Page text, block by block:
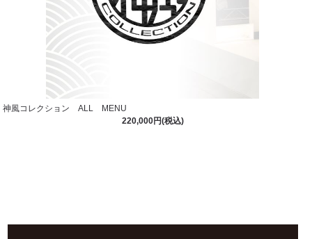
神風コレクション ALL MENU
220,000円(税込)